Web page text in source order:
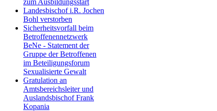
Landesbischof i.R. Jochen
Bohl verstorben
Sicherheitsvorfall beim
Betroffenennetzwerk
BeNe - Statement der
Gruppe der Betroffenen
im Beteiligungsforum
Sexualisierte Gewalt
Gratulation an
Amtsbereichsleiter und
Auslandsbischof Frank
Kopania